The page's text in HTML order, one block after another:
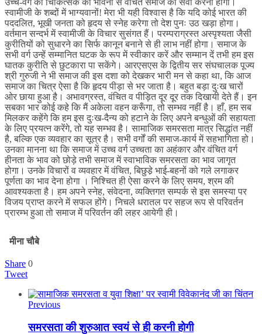
स्वामीजी के शब्दों में भाग्यवानों! मेरा भी यही विश्वास है कि यदि कोई भारत की
पददलित, भूखी जनता को हृदय से स्नेह करेगा तो देश पुनः उठ खड़ा होगा।
वर्तमान सन्दर्भ में स्वामीजी के विचार सुसंगत हैं। परम्पराग्रस्त अस्पृश्यता जैसी
कुरीतियों को सुधारने का सिर्फ कानून बनाने से ही लाभ नहीं होगा। समाज के
सभी वर्ग उन्हें सम्मानित घटक के रूप में स्वीकार करें और सम्मान दें तभी हम इस
घातक कुरीति से छुटकारा पा सकेंगे। आरएसएस के द्वितीय सर संघचालक पूज्य
श्री गुरुजी ने भी समाज की इस दशा को देखकर भारी मन से कहा था, कि आज
समाज का चित्र ऐसा है कि हृदय पीड़ा से भर जाता है। बहुत बड़ा दुःख चारों
ओर छाया हुआ है। अभावग्रस्त, वंचित व पीड़ित दूर दूर तक दिखायी देते हैं। इन
सबका भार कोई कहे कि मैं अकेला वहन करूँगा, तो सम्भव नहीं है। हाँ, हम सब
मिलकर कहेंगे कि हम इस दुःख-दैन्य को हटाने के लिए अपने बन्धुओं की सहायता
के लिए प्रयत्न करेंगे, तो यह सम्भव है। सामाजिक समरसता मात्र सिद्धांत नहीं
है, बल्कि एक व्यवहार का सूत्र है। सभी वर्गों की समाज-कार्य में सहभागिता हो।
उनका मानना था कि समाज में उच्च वर्ग उच्चता का अहंकार और वंचित वर्ग
हीनता के भाव को छोड़े तभी समाज में स्वाभाविक समरसता का भाव जागृत
होगा। उनके विचारों व व्यवहार में वंचित, बिछुडे़ भाई-बहनों को गले लगाकर
पूर्णता का भाव देना होगा । निश्चित ही ऐसा करने के लिए समय, श्रम की
आवश्यकता है। हम अपने स्नेह, संवेदना, व्यक्तिगत सम्पर्क से इस समस्या पर
विजय प्राप्त करने में सफल होंगे। निचले धरातल पर सहज रूप से परिवर्तन
प्रारम्भ हुआ तो समाज में परिवर्तन की लहर आयेगी ही।
मीना चौबे
Share 0
Tweet
Previous
समरसता की शुरुआत स्वयं से ही करनी होगी